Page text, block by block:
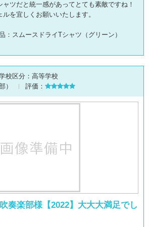
ツだと統一感があってとても素敵ですね！
を宜しくお願いいたします。
：スムースドライTシャツ（グリーン）
校区分： 高等学校
） 評価：
奏楽部様【2022】大大大満足でし